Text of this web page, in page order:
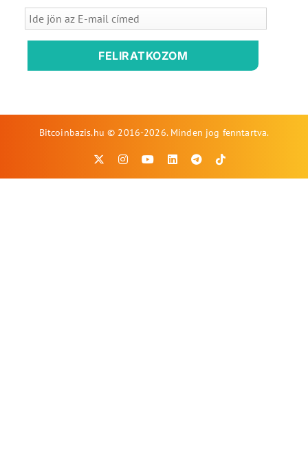
FELIRATKOZOM
Bitcoinbazis.hu © 2016-2026. Minden jog fenntartva.